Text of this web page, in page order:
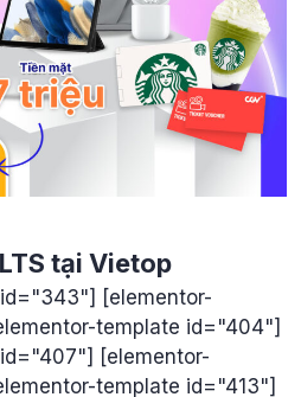
tại Vietop
[elementor-
template id="404"]
[elementor-
template id="413"]